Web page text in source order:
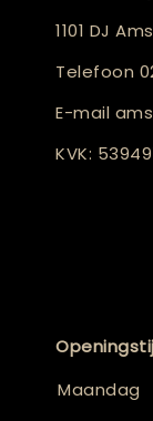
1101 DJ
Telefoon
E-mail
KVK:
Maandag